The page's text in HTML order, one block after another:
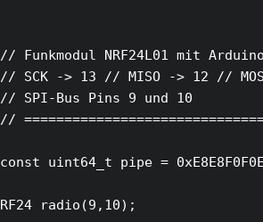
// Funkmodul NRF24L01 mit
// SCK -> 13 // MISO -> 12 //
// SPI-Bus Pins 9 und 10
//
const uint64_t pipe =
RF24 radio(9,10);